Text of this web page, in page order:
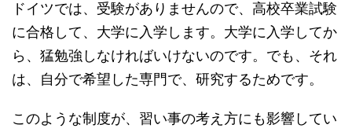
ドイツでは、受験がありませんので、高校卒業試験
に合格して、大学に入学します。大学に入学してか
ら、猛勉強しなければいけないのです。でも、それ
は、自分で希望した専門で、研究するためです。
このような制度が、習い事の考え方にも影響してい